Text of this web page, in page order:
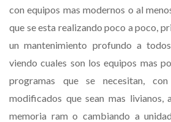
con equipos mas modernos o al
que se esta realizando poco a poco,
un mantenimiento profundo a
viendo cuales son los equipos mas
programas que se necesitan,
modificados que sean mas livianos,
memoria ram o cambiando a